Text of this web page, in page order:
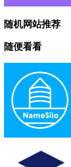
随机网站推荐
随便看看